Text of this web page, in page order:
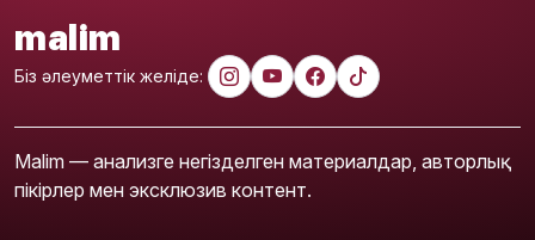
malim
Біз әлеуметтік желіде:
Malim — анализге негізделген материалдар, авторлық
пікірлер мен эксклюзив контент.